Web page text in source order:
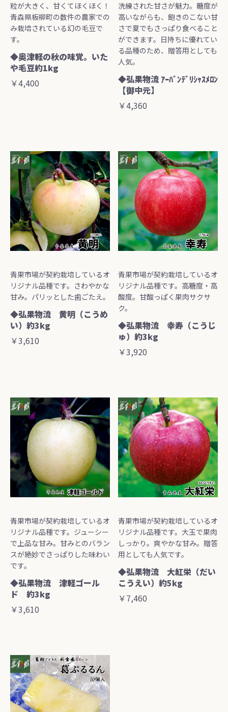
粒が大きく、甘くてほくほく！
青森県板柳町の数件の農家での
み栽培されている幻の毛豆で
す。
◆奥津軽の秋の味覚。いた
や毛豆約1kg
￥4,400
洗練された甘さが魅力。糖度が
高いながらも、飽きのこない甘
さで夏でもさっぱり食べること
ができます。日持ちに優れてい
る品種のため、贈答用としても
人気。
◆弘果物流 ｱｰﾊﾞﾝﾃﾞﾘｼｬｽﾒﾛﾝ
【御中元】
￥4,360
青果市場が契約栽培しているオ
リジナル品種です。さわやかな
甘み。パリッとした歯ごたえ。
◆弘果物流 黄明（こうめ
い）約3kg
￥3,610
青果市場が契約栽培しているオ
リジナル品種です。高糖度・高
酸度。甘酸っぱく果肉サクサ
ク。
◆弘果物流 幸寿（こうじ
ゅ）約3kg
￥3,920
青果市場が契約栽培しているオ
リジナル品種です。ジューシー
で上品な甘み。甘みとのバラン
スが絶妙でさっぱりした味わい
です。
◆弘果物流 津軽ゴール
ド 約3kg
￥3,610
青果市場が契約栽培しているオ
リジナル品種です。大玉で果肉
しっかり。爽やかな甘み。贈答
用としても人気です。
◆弘果物流 大紅栄（だい
こうえい）約5kg
￥7,460